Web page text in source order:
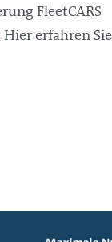
FleetCARS
erfahren Sie